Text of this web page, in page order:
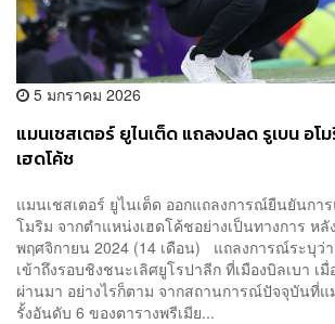
5 มกราคม 2026
แมนเชสเตอร์ ยูไนเต็ด แถลงปลด รูเบน อ
เฮดโค้ช
แมนเชสเตอร์ ยูไนเต็ด ออกแถลงการณ์ยืนยันกา
โมริม จากตำแหน่งเฮดโค้ชอย่างเป็นทางการ ห
พฤศจิกายน 2024 (14 เดือน) แถลงการณ์ระบุว่
เข้าถึงรอบชิงชนะเลิศยูโรปาลีก ที่เมืองบิลเบา เ
ผ่านมา อย่างไรก็ตาม จากสถานการณ์ปัจจุบันที่แ
รั้งอันดับ 6 ของตารางพรีเมีย...